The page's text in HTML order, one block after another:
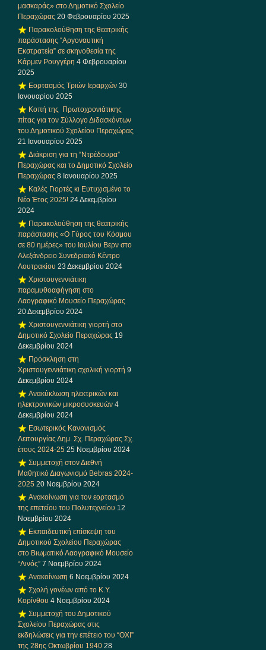
μασκαράς» στο Δημοτικό Σχολείο
Περαχώρας 20 Φεβρουαρίου 2025
Παρακολούθηση της θεατρικής
παράστασης “Αργοναυτική
Εκστρατεία” σε σκηνοθεσία της
Κάρμεν Ρουγγέρη 4 Φεβρουαρίου
2025
Εορτασμός Τριών Ιεραρχών 30
Ιανουαρίου 2025
Κοπή της Πρωτοχρονιάτικης
πίτας για τον Σύλλογο Διδασκόντων
του Δημοτικού Σχολείου Περαχώρας
21 Ιανουαρίου 2025
Διάκριση για τη “Ντρέδουρα”
Περαχώρας και το Δημοτικό Σχολείο
Περαχώρας 8 Ιανουαρίου 2025
Καλές Γιορτές κι Ευτυχισμένο το
Νέο Έτος 2025! 24 Δεκεμβρίου
2024
Παρακολούθηση της θεατρικής
παράστασης «Ο Γύρος του Κόσμου
σε 80 ημέρες» του Ιουλίου Βερν στο
Αλεξάνδρειο Συνεδριακό Κέντρο
Λουτρακίου 23 Δεκεμβρίου 2024
Χριστουγεννιάτικη
παραμυθοαφήγηση στο
Λαογραφικό Μουσείο Περαχώρας
20 Δεκεμβρίου 2024
Χριστουγεννιάτικη γιορτή στο
Δημοτικό Σχολείο Περαχώρας 19
Δεκεμβρίου 2024
Πρόσκληση στη
Χριστουγεννιάτικη σχολική γιορτή 9
Δεκεμβρίου 2024
Ανακύκλωση ηλεκτρικών και
ηλεκτρονικών μικροσυσκευών 4
Δεκεμβρίου 2024
Εσωτερικός Κανονισμός
Λειτουργίας Δημ. Σχ. Περαχώρας Σχ.
έτους 2024-25 25 Νοεμβρίου 2024
Συμμετοχή στον Διεθνή
Μαθητικό Διαγωνισμό Bebras 2024-
2025 20 Νοεμβρίου 2024
Ανακοίνωση για τον εορτασμό
της επετείου του Πολυτεχνείου 12
Νοεμβρίου 2024
Εκπαιδευτική επίσκεψη του
Δημοτικού Σχολείου Περαχώρας
στο Βιωματικό Λαογραφικό Μουσείο
“Λινός” 7 Νοεμβρίου 2024
Ανακοίνωση 6 Νοεμβρίου 2024
Σχολή γονέων από το Κ.Υ.
Κορίνθου 4 Νοεμβρίου 2024
Συμμετοχή του Δημοτικού
Σχολείου Περαχώρας στις
εκδηλώσεις για την επέτειο του “ΟΧΙ”
της 28ης Οκτωβρίου 1940 28